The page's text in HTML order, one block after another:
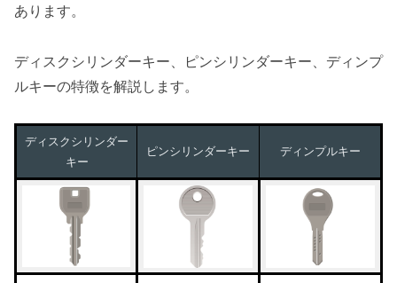
あります。
ディスクシリンダーキー、ピンシリンダーキー、ディンプ
ルキーの特徴を解説します。
ディスクシリンダー
キー
ピンシリンダーキー ディンプルキー